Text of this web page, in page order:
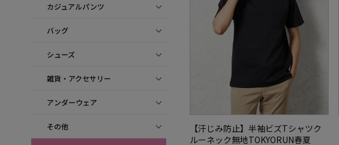
カジュアルパンツ
バッグ
シューズ
雑貨・アクセサリー
アンダーウェア
その他
【汗じみ防止】半袖ビズTシャツク
ルーネック無地TOKYORUN春夏